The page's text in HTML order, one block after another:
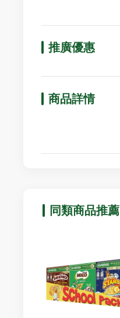
推廣優惠
商品詳情
同類商品推薦